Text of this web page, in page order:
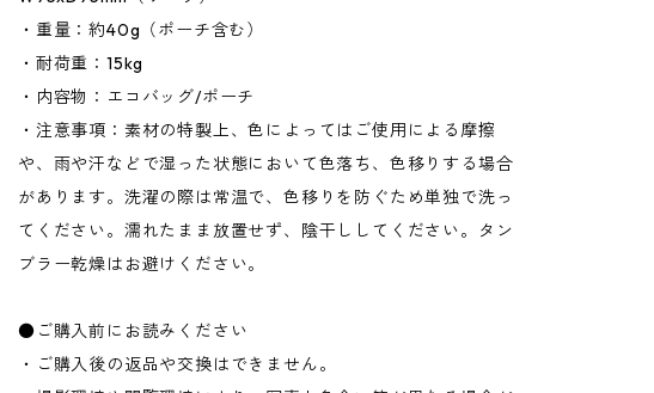
・重量：約40g（ポーチ含む）
・耐荷重：15kg
・内容物：エコバッグ/ポーチ
・注意事項：素材の特製上、色によってはご使用による摩擦
や、雨や汗などで湿った状態において色落ち、色移りする場合
があります。洗濯の際は常温で、色移りを防ぐため単独で洗っ
てください。濡れたまま放置せず、陰干ししてください。タン
ブラー乾燥はお避けください。
●ご購入前にお読みください
・ご購入後の返品や交換はできません。